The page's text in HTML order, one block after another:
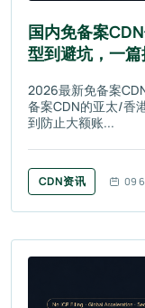
国内免备案
型到避坑，一篇
2026最新免备案
备案CDN的亚太/香
到防止大额账...
CDN资讯 09